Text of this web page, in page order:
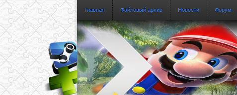
Главная Файловый архив Новости Форум